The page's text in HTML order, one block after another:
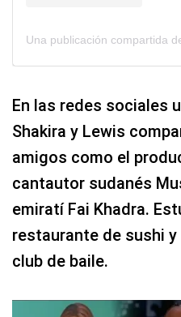
En las redes sociales
Shakira y Lewis
amigos como el
cantautor sudanés
emiratí Fai Khadra.
restaurante de sushi
club de baile.